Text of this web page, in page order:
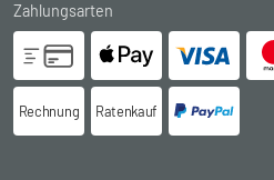
Zahlungsarten
Rechnung Ratenkauf